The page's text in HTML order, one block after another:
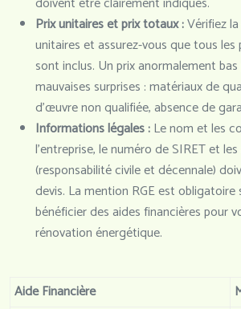
Prix unitaires et prix totaux :Vérifiez
unitaires et assurez-vous que tous
sont inclus. Un prix anormalement
mauvaises surprises : matériaux de
d’œuvre non qualifiée, absence de
Informations légales :Le nom et les
l’entreprise, le numéro de SIRET et
(responsabilité civile et décennale)
devis. La mention RGE est obligatoire
bénéficier des aides financières pour
rénovation énergétique.
Aide Financière